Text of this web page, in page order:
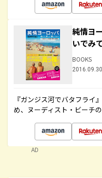
純情ヨ
いでみ
BOOKS
『ガンジス河でバタフライ
め、ヌーディスト・ビーチ
AD